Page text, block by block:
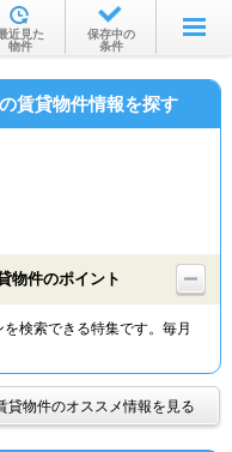
から
から
近見た
物件
保存中の
条件
賃貸物件情報を探す
物件のポイント
検索できる特集です。毎月
貸物件のオススメ情報を見る